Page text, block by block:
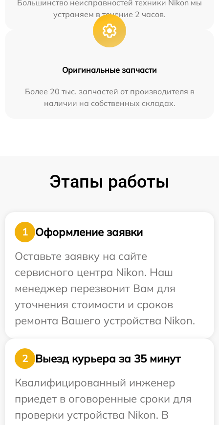
Большинство неисправностей техники Nikon мы
устраняем в течение 2 часов.
Оригинальные запчасти
Более 20 тыс. запчастей от производителя в
наличии на собственных складах.
Этапы работы
1
Оформление заявки
Оставьте заявку на сайте
сервисного центра Nikon. Наш
менеджер перезвонит Вам для
уточнения стоимости и сроков
ремонта Вашего устройства Nikon.
2
Выезд курьера за 35 минут
Квалифицированный инженер
приедет в оговоренные сроки для
проверки устройства Nikon. В